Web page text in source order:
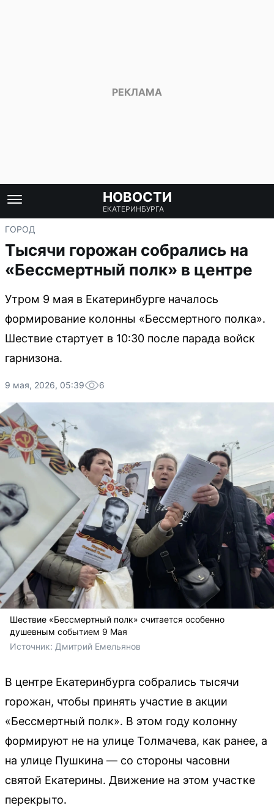
НОВОСТИ
ЕКАТЕРИНБУРГА
ГОРОД
Тысячи горожан собрались на
«Бессмертный полк» в центре
Утром 9 мая в Екатеринбурге началось
формирование колонны «Бессмертного полка».
Шествие стартует в 10:30 после парада войск
гарнизона.
9 мая, 2026, 05:39 6
Шествие «Бессмертный полк» считается особенно
душевным событием 9 Мая
Источник: Дмитрий Емельянов
В центре Екатеринбурга собрались тысячи
горожан, чтобы принять участие в акции
«Бессмертный полк». В этом году колонну
формируют не на улице Толмачева, как ранее, а
на улице Пушкина — со стороны часовни
святой Екатерины. Движение на этом участке
перекрыто.